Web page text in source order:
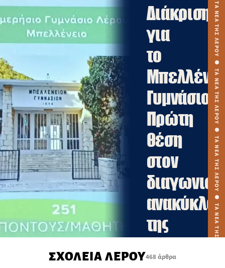
Διάκριση
για
το
Γυμνάσιο:
Πρώτη
θέση
στον
της
ΣΧΟΛΕΙΑ ΛΕΡΟΥ468 άρθρα